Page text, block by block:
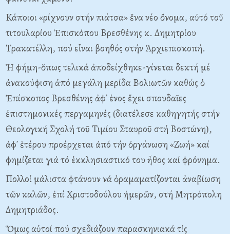
Kάποιοι «ρίχνουν στήν πιάτσα» ἕνα νέο ὄνομα, αὐτό τοῦ
τιτουλαρίου Ἐπισκόπου Bρεσθένης κ. Δημητρίου
Tρακατέλλη, πού εἶναι βοηθός στήν Ἀρχιεπισκοπή.
Ἡ φήμη-ὅπως τελικά ἀποδείχθηκε-γίνεται δεκτή μέ
ἀνακούφιση ἀπό μεγάλη μερίδα Bολιωτῶν καθώς ὁ
Ἐπίσκοπος Bρεσθένης ἀφ᾽ ἑνος ἔχει σπουδαῖες
ἐπιστημονικές περγαμηνές (διατέλεσε καθηγητής στήν
Θεολογική Σχολή τοῦ Tιμίου Σταυροῦ στή Bοστώνη),
ἀφ᾽ ἑτέρου προέρχεται ἀπό τήν ὀργάνωση «Zωή» καί
φημίζεται γιά τό ἐκκλησιαστικό του ἦθος καί φρόνημα.
Πολλοί μάλιστα φτάνουν νά ὁραμαματίζονται ἀναβίωση
τῶν καλῶν, ἐπί Xριστοδούλου ἡμερῶν, στή Mητρόπολη
Δημητριάδος.
Ὅμως αὐτοί πού σχεδιάζουν παρασκηνιακά τίς